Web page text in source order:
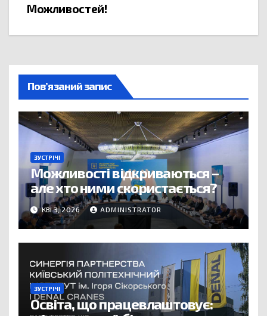
Можливостей!
Пов’язаний запис
ЗУСТРІЧІ
Можливості відкриваються –
але хто ними скористається?
КВІ 3, 2026 ADMINISTRATOR
ЗУСТРІЧІ
Освіта, що працевлаштовує: